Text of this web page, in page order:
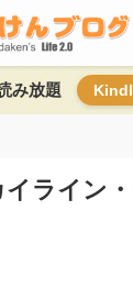
み放題
ライン